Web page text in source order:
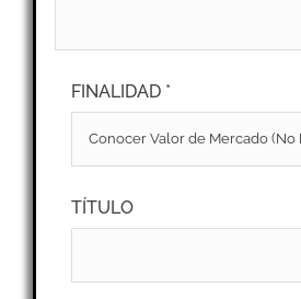
FINALIDAD *
TÍTULO